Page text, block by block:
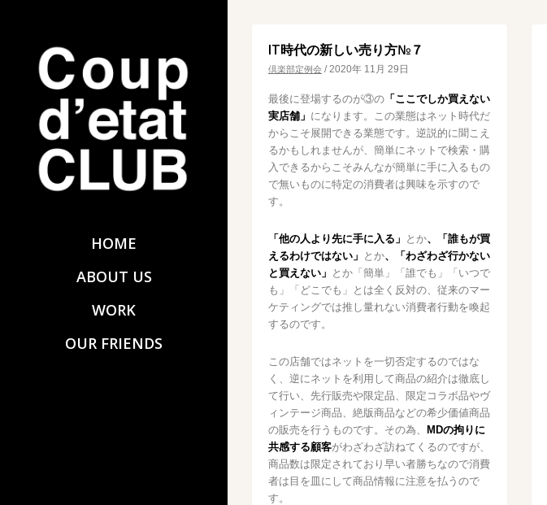
HOME
ABOUT US
WORK
OUR FRIENDS
IT時代の新しい売り方№７
倶楽部定例会 /2020年 11月 29日
最後に登場するのが③の 「ここでしか買えない
実店舗」 になります。この業態はネット時代だ
からこそ展開できる業態です。逆説的に聞こえ
るかもしれませんが、簡単にネットで検索・購
入できるからこそみんなが簡単に手に入るもの
で無いものに特定の消費者は興味を示すので
す。
「他の人より先に手に入る」 とか、「誰もが買
えるわけではない」 とか、「わざわざ行かない
と買えない」 とか「簡単」「誰でも」「いつで
も」「どこでも」とは全く反対の、従来のマー
ケティングでは推し量れない消費者行動を喚起
するのです。
この店舗ではネットを一切否定するのではな
く、逆にネットを利用して商品の紹介は徹底し
て行い、先行販売や限定品、限定コラボ品やヴ
ィンテージ商品、絶版商品などの希少価値商品
の販売を行うものです。その為、
MDの拘りに
共感する顧客がわざわざ訪ねてくるのですが、
商品数は限定されており早い者勝ちなので消費
者は目を皿にして商品情報に注意を払うので
す。